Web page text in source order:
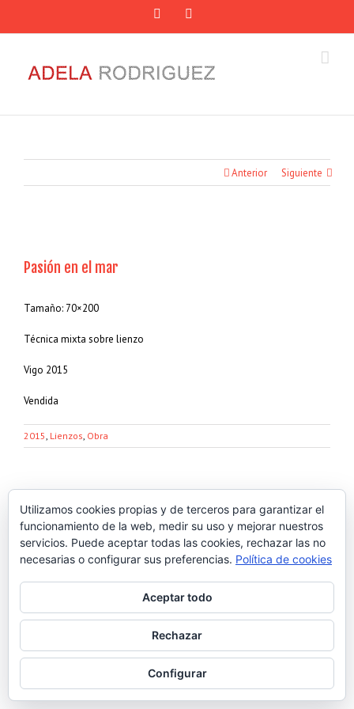
Facebook
Anterior Siguiente
Image
Pasión en el mar
Tamaño: 70×200
Técnica mixta sobre lienzo
Vigo 2015
Vendida
2015, Lienzos, Obra
Comparte en las redes sociales
Facebook
TwitterTumblrGoogle+PinterestEmail
Utilizamos cookies propias y de terceros para garantizar el
funcionamiento de la web, medir su uso y mejorar nuestros
servicios. Puede aceptar todas las cookies, rechazar las no
necesarias o configurar sus preferencias. Política de cookies
Aceptar todo
Rechazar
Configurar